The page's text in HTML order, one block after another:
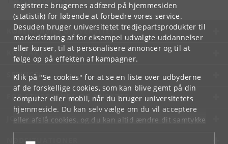
registrere brugernes adfærd på hjemmesiden
(statistik) for løbende at forbedre vores service.
Desuden bruger universitetet tredjepartsprodukter til
markedsføring af for eksempel udvalgte uddannelser
eller kurser, til at personalisere annoncer og til at
følge op på effekten af kampagner.
Klik på "Se cookies" for at se en liste over udbyderne
af de forskellige cookies, som kan blive gemt på din
computer eller mobil, når du bruger universitetets
hjemmeside. Du kan selv vælge om du vil acceptere
eller afslå cookies, og du kan altid ændre dit samtykke
underCookie- og privatlivspolitiksom du finder i
bunden af hver side.
KØBENHAVNS UNIVERSITET
KONTAKT
SERVICES
FOR STUDERENDE OG ANSATTE
JOB OG KARRIERE
NØDSITUATIONER